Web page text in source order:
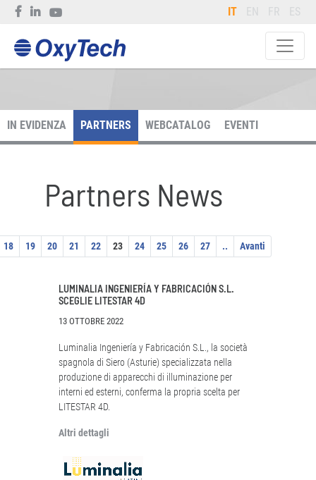
IT EN FR ES
IN EVIDENZA PARTNERS WEBCATALOG EVENTI
Partners News
18 19 20 21 22 23 24 25 26 27 .. Avanti
LUMINALIA INGENIERÍA Y FABRICACIÓN S.L.
SCEGLIE LITESTAR 4D
13 OTTOBRE 2022
Luminalia Ingeniería y Fabricación S.L., la società
spagnola di Siero (Asturie) specializzata nella
produzione di apparecchi di illuminazione per
interni ed esterni, conferma la propria scelta per
LITESTAR 4D.
Altri dettagli